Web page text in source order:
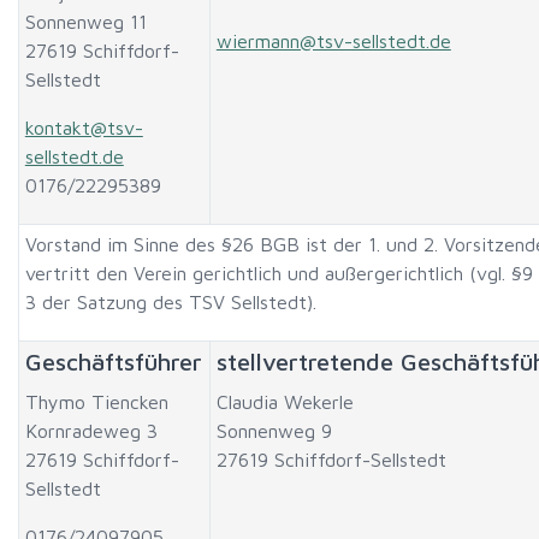
Sonnenweg 11
27619 Schiffdorf-
Sellstedt
kontakt@tsv-
sellstedt.de
0176/22295389
wiermann@tsv-sellstedt.de
Vorstand im Sinne des §26 BGB ist der 1. und 2.
vertritt den Verein gerichtlich und außergerichtlich (vgl. §9
3 der Satzung des TSV Sellstedt).
Geschäftsführer
Thymo Tiencken
Kornradeweg 3
27619 Schiffdorf-
Sellstedt
stellvertretende
Claudia Wekerle
Sonnenweg 9
27619 Schiffdorf-Sellstedt